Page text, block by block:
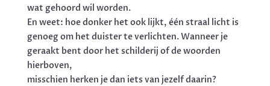
wat gehoord wil worden.
En weet: hoe donker het ook lijkt, één straal licht is
genoeg om het duister te verlichten. Wanneer je
geraakt bent door het schilderij of de woorden
hierboven,
misschien herken je dan iets van jezelf daarin?